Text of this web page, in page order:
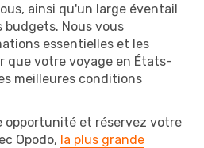
ainsi qu'un large éventail
budgets. Nous vous
essentielles et les
que votre voyage en États-
meilleures conditions
opportunité et réservez votre
Opodo, la plus grande